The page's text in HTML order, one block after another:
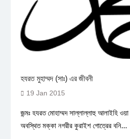
হযরত মুহাম্মদ (সাঃ) এর জীবনী
19 Jan 2015
জন্মঃ হযরত মোহাম্মদ সাল্লাল্লাহু আলাইহি
অবস্থিত মক্কা নগরীর কুরাইশ গোত্রের বনি...